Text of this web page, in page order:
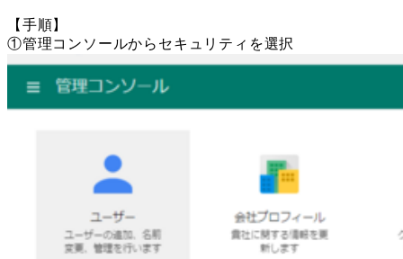
【手順】
①管理コンソールからセキュリティを選択